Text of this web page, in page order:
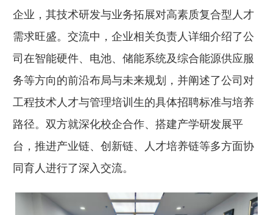
企业，其技术研发与业务拓展对高素质复合型人才
需求旺盛。交流中，企业相关负责人详细介绍了公
司在智能硬件、电池、储能系统及综合能源供应服
务等方向的前沿布局与未来规划，并阐述了公司对
工程技术人才与管理培训生的具体招聘标准与培养
路径。双方就深化校企合作、搭建产学研发展平
台，推进产业链、创新链、人才培养链等多方面协
同育人进行了深入交流。